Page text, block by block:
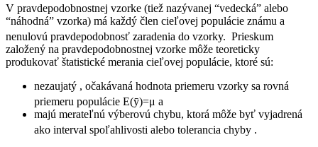
V pravdepodobnostnej vzorke (tiež nazývanej “vedecká” alebo
“náhodná” vzorka) má každý člen cieľovej populácie známu a
nenulovú pravdepodobnosť zaradenia do vzorky. Prieskum
založený na pravdepodobnostnej vzorke môže teoreticky
produkovať štatistické merania cieľovej populácie, ktoré sú:
nezaujatý , očakávaná hodnota priemeru vzorky sa rovná
priemeru populácie E(ȳ)=μ a
majú merateľnú výberovú chybu, ktorá môže byť vyjadrená
ako interval spoľahlivosti alebo tolerancia chyby .